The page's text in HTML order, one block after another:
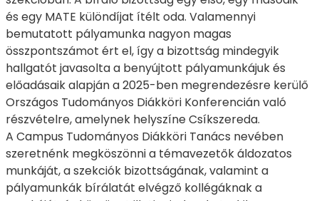
és egy MATE különdíjat ítélt oda. Valamennyi
bemutatott pályamunka nagyon magas
összpontszámot ért el, így a bizottság mindegyik
hallgatót javasolta a benyújtott pályamunkájuk és
előadásaik alapján a 2025-ben megrendezésre kerülő
Országos Tudományos Diákköri Konferencián való
részvételre, amelynek helyszíne Csíkszereda.
A Campus Tudományos Diákköri Tanács nevében
szeretnénk megköszönni a témavezetők áldozatos
munkáját, a szekciók bizottságának, valamint a
pályamunkák bírálatát elvégző kollégáknak a